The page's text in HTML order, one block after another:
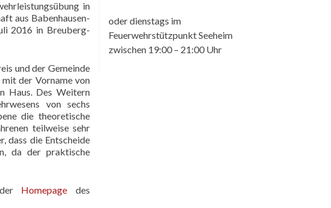
in
aus Babenhausen-
2016 in Breuberg-
und der Gemeinde
der Vorname von
Haus. Des Weitern
von sechs
die theoretische
teilweise sehr
dass die Entscheide
da der praktische
Homepage des
oder dienstags im
Feuerwehrstützpunkt Seeheim
zwischen 19:00 – 21:00 Uhr